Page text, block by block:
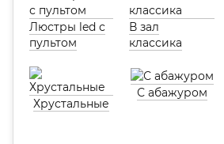
Люстры led с
пультом
В зал
классика
Хрустальные
С абажуром